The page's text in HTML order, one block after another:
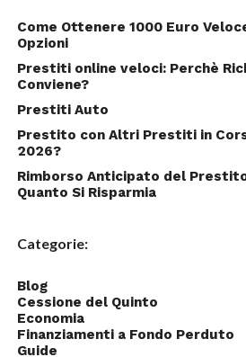
Come Ottenere 1000 Euro
Opzioni
Prestiti online veloci: Perchè
Conviene?
Prestiti Auto
Prestito con Altri Prestiti in
2026?
Rimborso Anticipato del
Quanto Si Risparmia
Categorie:
Blog
Cessione del Quinto
Economia
Finanziamenti a Fondo Perduto
Guide